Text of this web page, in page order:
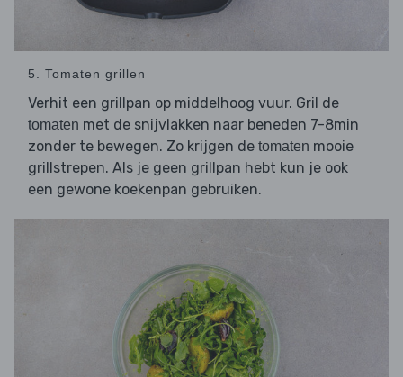
5. Tomaten grillen
Verhit een grillpan op middelhoog vuur. Gril de
tomaten met de snijvlakken naar beneden 7-8min
zonder te bewegen. Zo krijgen de tomaten mooie
grillstrepen. Als je geen grillpan hebt kun je ook
een gewone koekenpan gebruiken.